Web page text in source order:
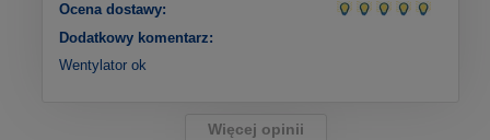
Ocena dostawy:
Dodatkowy komentarz:
Wentylator ok
Więcej opinii